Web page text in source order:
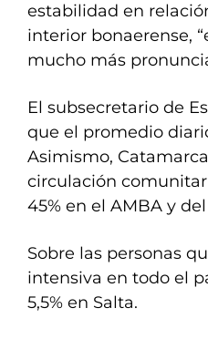
estabilidad en
interior bonaerense,
mucho más
El subsecretario de
que el promedio
Asimismo,
circulación
45% en el AMBA y
Sobre las personas
intensiva en todo el
5,5% en Salta.